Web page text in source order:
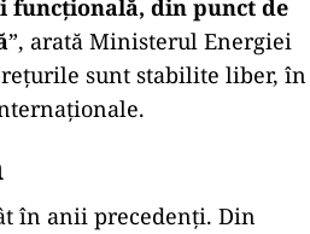
funcțională, din punct de
”, arată Ministerul Energiei
sunt stabilite liber, în
în anii precedenți. Din